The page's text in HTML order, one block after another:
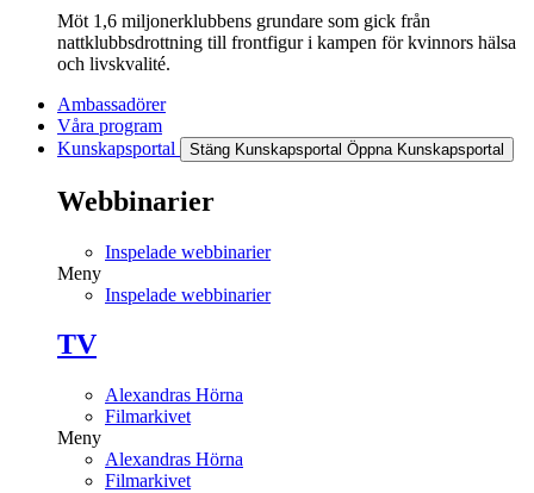
Möt 1,6 miljonerklubbens grundare som gick från
nattklubbsdrottning till frontfigur i kampen för kvinnors hälsa
och livskvalité.
Ambassadörer
Våra program
Kunskapsportal
Stäng Kunskapsportal Öppna Kunskapsportal
Webbinarier
Inspelade webbinarier
Meny
Inspelade webbinarier
TV
Alexandras Hörna
Filmarkivet
Meny
Alexandras Hörna
Filmarkivet